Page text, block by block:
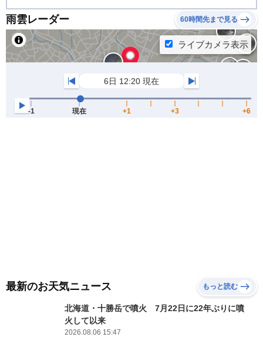
雨雲レーダー 60時間先まで見る
最新のお天気ニュース もっと読む
北海道・十勝岳で噴火 7月22日に22年ぶりに噴
火して以来
2026.08.06 15:47